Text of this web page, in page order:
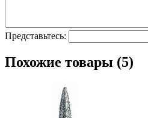
Представьтесь:
Похожие товары (5)